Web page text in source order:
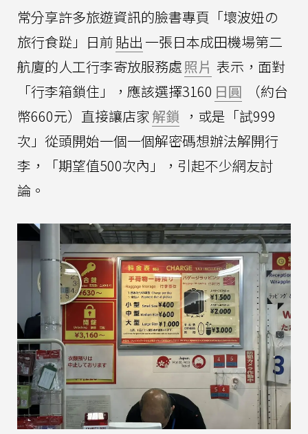
常分享許多旅遊資訊的臉書專頁「壞波妞の
旅行食踨」日前 貼出 一張日本成田機場第二
航廈的人工行李寄放服務處照片 表示，面對
「行李箱鎖住」，應該選擇3160 日圓
（約台
幣660元）直接讓店家 解鎖 ，或是「試999
次」從頭開始一個一個解密碼想辦法解開行
李，「期望值500次內」，引起不少網友討
論。